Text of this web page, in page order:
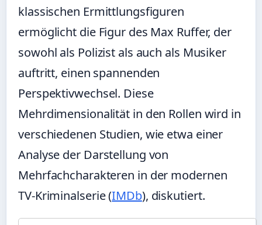
klassischen Ermittlungsfiguren
ermöglicht die Figur des Max Ruffer, der
sowohl als Polizist als auch als Musiker
auftritt, einen spannenden
Perspektivwechsel. Diese
Mehrdimensionalität in den Rollen wird in
verschiedenen Studien, wie etwa einer
Analyse der Darstellung von
Mehrfachcharakteren in der modernen
TV-Kriminalserie (IMDb), diskutiert.